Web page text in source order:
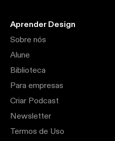
Aprender Design
Sobre nós
Alune
Biblioteca
Para empresas
Criar Podcast
Newsletter
Termos de Uso